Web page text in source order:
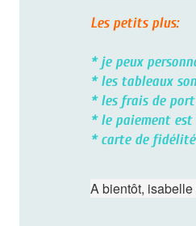
Les petits plus:
* je peux
* les tableaux sont
* les frais de port
* le paiement est
* carte de fidélité
A bientôt, isabelle